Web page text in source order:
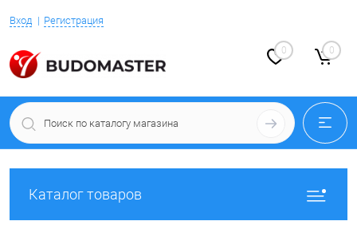
Вход Регистрация
0 0
Каталог товаров